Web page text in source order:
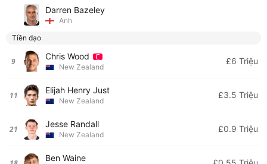
Darren Bazeley
Anh
Tiền đạo
9 Chris Wood
New Zealand
£6 Triệu
11 Elijah Henry Just
New Zealand
£3.5 Triệu
21 Jesse Randall
New Zealand
£0.9 Triệu
Ben Waine